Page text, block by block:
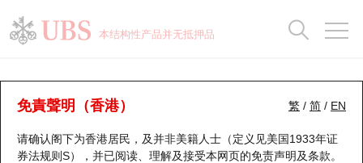
本结构性产品并无抵押品
繁 / 简 / EN
免責聲明（香港）
请确认阁下为香港居民，及并非美籍人士（定义见美国1933年证
券法规则S），并已阅读、理解及接受本网页的免责声明及条款。
认股证分析仪
表现 街货统计 比较
瑞银认股证一览
新发行瑞银认股证
街货统计
比较
牛熊全景快搜
牛熊证搜寻
街货统计
比较
十大升幅/跌幅
十大认股证成交分布
正股分析仪
二十大活跃股份
持股比重
显示所有持股比重
每月轮证大市专题
轮证专栏